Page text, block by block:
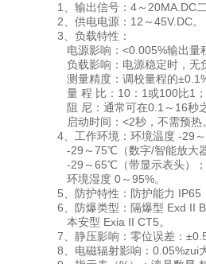
1、输出信号：4～20MA.DC
2、供电电源：12～45V.DC。
3、负载特性：
电源影响：<0.005%输出量
负载影响：电源稳定时，无
测量精度：调校量程的
量 程 比：10：1或100比1；
阻 尼：通常可在0.1～16秒
启动时间：<2秒，不需预热。
4、工作环境：环境温度 -29
-29～75℃（数字/智能放大
-29～65℃（带显示表头）；
环境湿度 0～95%。
5、防护特性：防护能力 IP65
6、防爆类型：隔爆型 Exd II
本安型 Exia II CT5。
7、静压影响：零位误差：
8、电磁辐射影响：0.05%zui